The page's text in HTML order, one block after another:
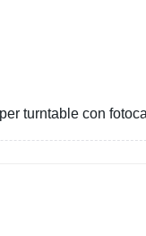
turntable con